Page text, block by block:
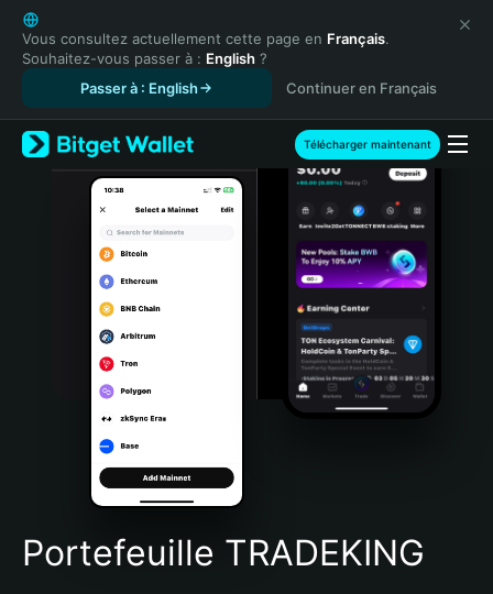
English
日本語
Tiếng Việt
Español (Latinoamérica)
Türkçe
Italiano
Português (Portugal)
Bahasa Indonesia
Português (Brasil)
Español (Argentina)
Vous consultez actuellement cette page en Français.
Souhaitez-vous passer à : English ?
Passer à : English
Continuer en Français
Télécharger maintenant
Portefeuille TRADEKING